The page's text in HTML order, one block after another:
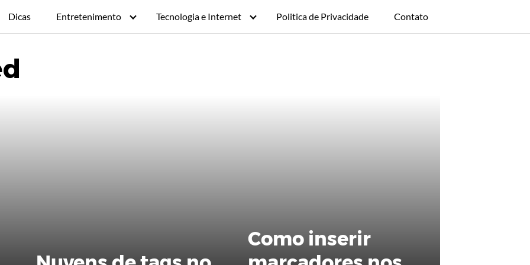
Dicas Entretenimento Tecnologia e Internet Politica de Privacidade Contato
Como inserir